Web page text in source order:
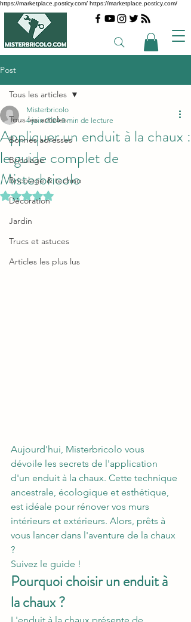
https://marketplace.posticy.com/ https://marketplace.posticy.com/
Post
Tous les articles
Bonnes adresses
Bricolage
Bricolage & techno
Décoration
Jardin
Trucs et astuces
Articles les plus lus
Tous les articles
Appliquer un enduit à la chaux :
le guide complet de
Misterbricolo
Misterbricolo
4 juin 2024 3 min de lecture
Noté NaN étoiles sur 5.
Aujourd'hui, Misterbricolo vous
dévoile les secrets de l'application
d'un enduit à la chaux. Cette technique
ancestrale, écologique et esthétique,
est idéale pour rénover vos murs
intérieurs et extérieurs. Alors, prêts à
vous lancer dans l'aventure de la chaux
?
Suivez le guide !
Pourquoi choisir un enduit à
la chaux ?